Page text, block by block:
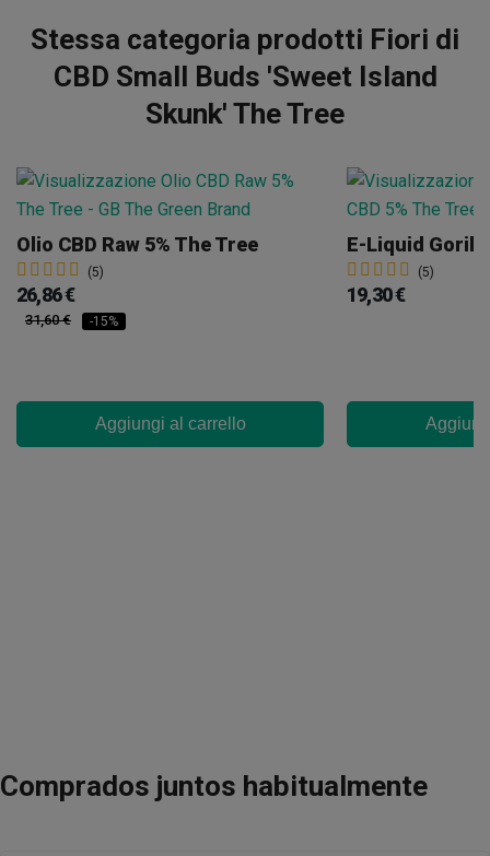
Stessa categoria prodotti Fiori di
CBD Small Buds 'Sweet Island
Skunk' The Tree
Olio CBD Raw 5% The Tree
(5)
26,86 €
31,60 € -15%
Aggiungi al carrello
E-Liquid
(5)
19,30 €
Comprados juntos habitualmente